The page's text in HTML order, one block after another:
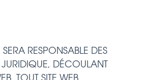
RESPONSABLE DES
DÉCOULANT